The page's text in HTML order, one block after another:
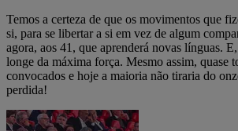
Temos a certeza de que os movimentos que
si, para se libertar a si em vez de algum
agora, aos 41, que aprenderá novas línguas.
longe da máxima força. Mesmo assim, quase
convocados e hoje a maioria não tiraria do
perdida!